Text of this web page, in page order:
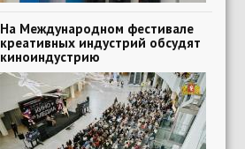
На Международном фестивале
креативных индустрий обсудят
киноиндустрию